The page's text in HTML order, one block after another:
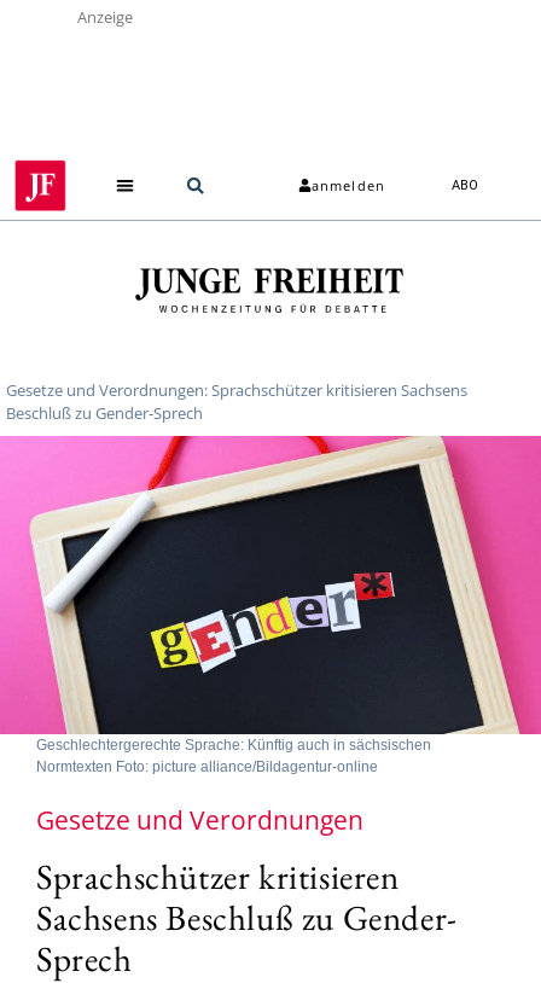
Anzeige
anmelden ABO
Gesetze und Verordnungen: Sprachschützer kritisieren Sachsens
Beschluß zu Gender-Sprech
Geschlechtergerechte Sprache: Künftig auch in sächsischen
Normtexten Foto: picture alliance/Bildagentur-online
Gesetze und Verordnungen
Sprachschützer kritisieren
Sachsens Beschluß zu Gender-
Sprech